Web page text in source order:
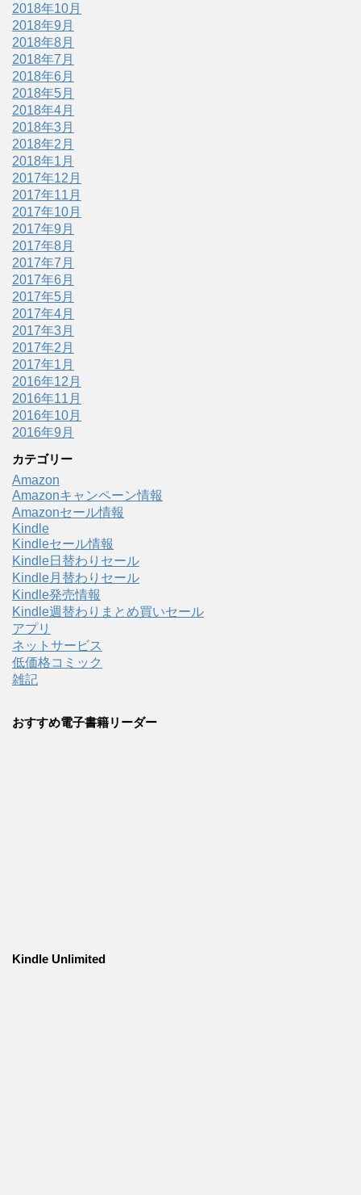
2018年10月
2018年9月
2018年8月
2018年7月
2018年6月
2018年5月
2018年4月
2018年3月
2018年2月
2018年1月
2017年12月
2017年11月
2017年10月
2017年9月
2017年8月
2017年7月
2017年6月
2017年5月
2017年4月
2017年3月
2017年2月
2017年1月
2016年12月
2016年11月
2016年10月
2016年9月
カテゴリー
Amazon
Amazonキャンペーン情報
Amazonセール情報
Kindle
Kindleセール情報
Kindle日替わりセール
Kindle月替わりセール
Kindle発売情報
Kindle週替わりまとめ買いセール
アプリ
ネットサービス
低価格コミック
雑記
おすすめ電子書籍リーダー
Kindle Unlimited